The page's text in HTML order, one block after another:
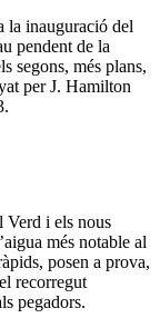
la inauguració del
pendent de la
segons, més plans,
per J. Hamilton
Verd i els nous
més notable al
posen a prova,
recorregut
pegadors.